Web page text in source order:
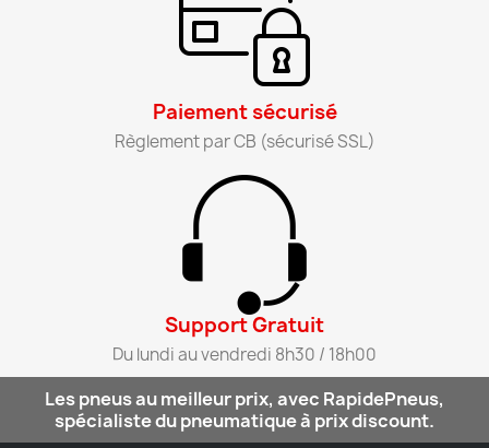
Paiement sécurisé​
Règlement par CB (sécurisé SSL)​
Support Gratuit​
Du lundi au vendredi 8h30 / 18h00​
Les pneus au meilleur prix, avec RapidePneus,
spécialiste du pneumatique à prix discount.